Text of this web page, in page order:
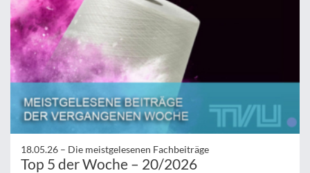
18.05.26 – Die meistgelesenen Fachbeiträge
Top 5 der Woche – 20/2026